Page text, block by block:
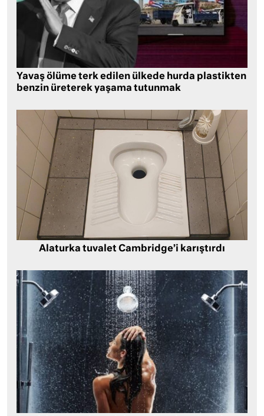
Yavaş ölüme terk edilen ülkede hurda plastikten
benzin üreterek yaşama tutunmak
Alaturka tuvalet Cambridge’i karıştırdı